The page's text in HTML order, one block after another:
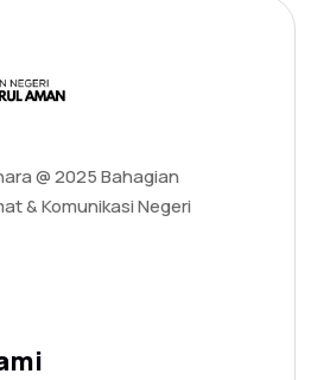
@ 2025 Bahagian
& Komunikasi Negeri